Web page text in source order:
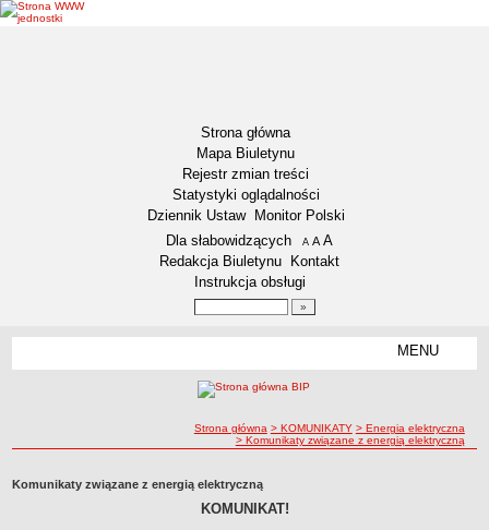
Strona główna
Mapa Biuletynu
Rejestr zmian treści
Statystyki oglądalności
Dziennik Ustaw
Monitor Polski
Menu dodatkowe
Dla słabowidzących A pomniejsz czcionkę
A standardowy rozmiar czcionki
A
Redakcja Biuletynu
Kontakt
Instrukcja obsługi
MENU
Zadania publiczne
Związki i stowarzyszenia
ścieżka nawigacji
Strona główna > KOMUNIKATY > Energia elektryczna
> Komunikaty związane z energią elektryczną
Komunikaty związane z energią elektryczną
KOMUNIKAT!